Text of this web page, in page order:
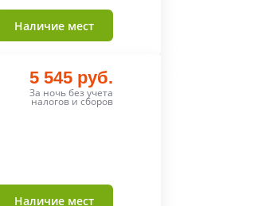
Наличие мест
5 545 руб.
За ночь без учета
налогов и сборов
Наличие мест